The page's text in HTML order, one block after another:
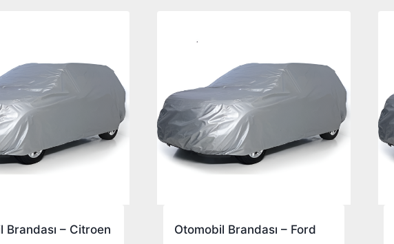
Brandası – Citroen Otomobil Brandası – Ford